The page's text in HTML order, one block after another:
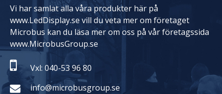
Vi har samlat alla våra produkter här på
www.LedDisplay.se vill du veta mer om företaget
Microbus kan du läsa mer om oss på vår företagssida
www.MicrobusGroup.se
Vxl: 040-53 96 80
info@microbusgroup.se